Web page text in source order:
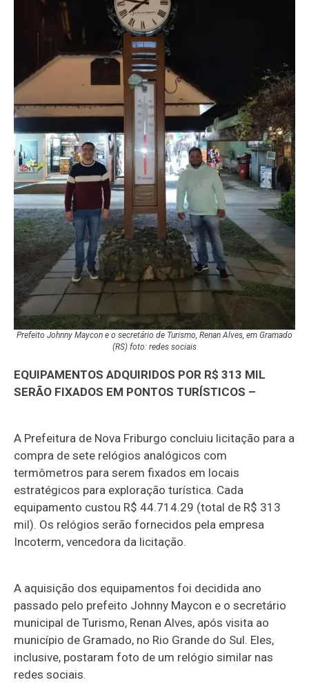
Prefeito Johnny Maycon e o secretário de Turismo, Renan Alves, em Gramado
(RS) foto: redes sociais
EQUIPAMENTOS ADQUIRIDOS POR R$ 313 MIL
SERÃO FIXADOS EM PONTOS TURÍSTICOS –
A Prefeitura de Nova Friburgo concluiu licitação para a
compra de sete relógios analógicos com
termômetros para serem fixados em locais
estratégicos para exploração turística. Cada
equipamento custou R$ 44.714.29 (total de R$ 313
mil). Os relógios serão fornecidos pela empresa
Incoterm, vencedora da licitação.
A aquisição dos equipamentos foi decidida ano
passado pelo prefeito Johnny Maycon e o secretário
municipal de Turismo, Renan Alves, após visita ao
município de Gramado, no Rio Grande do Sul. Eles,
inclusive, postaram foto de um relógio similar nas
redes sociais.